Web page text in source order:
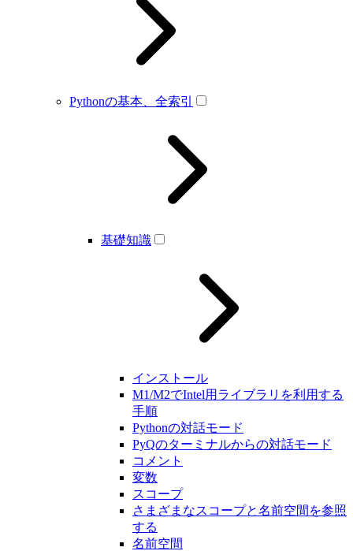
Pythonの基本、全索引
基礎知識
インストール
M1/M2でIntel用ライブラリを利用する
手順
Pythonの対話モード
PyQのターミナルからの対話モード
コメント
変数
スコープ
さまざまなスコープと名前空間を参照
する
名前空間